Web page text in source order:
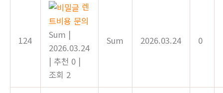
124
렌
트비용 문의
Sum |
2026.03.24
| 추천 0 |
조회 2
Sum 2026.03.24 0